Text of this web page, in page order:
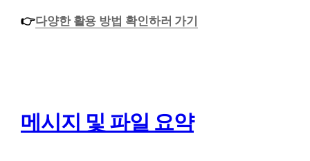
👉다양한 활용 방법 확인하러 가기
메시지 및 파일 요약